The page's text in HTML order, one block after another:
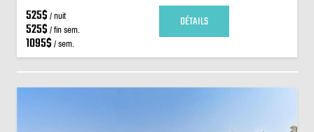
525$ / nuit
525$ / fin sem.
1095$ / sem.
DÉTAILS